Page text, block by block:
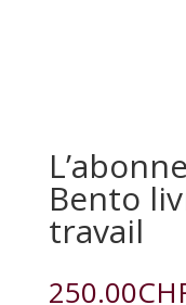
Bento
travail
250.00